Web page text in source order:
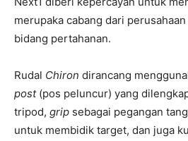
merupaka cabang dari
bidang pertahanan.
Rudal Chiron dirancang
post(pos peluncur) yang
tripod, grip sebagai pegangan
untuk membidik target, dan juga